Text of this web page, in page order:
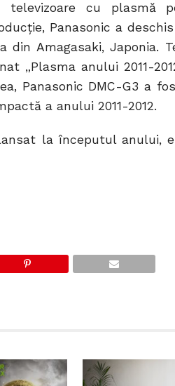
cu plasmă
Panasonic a
Amagasaki, Japonia.
„Plasma anului 2011-
Panasonic DMC-G3 a
a anului 2011-2012.
lansat la începutul anului,